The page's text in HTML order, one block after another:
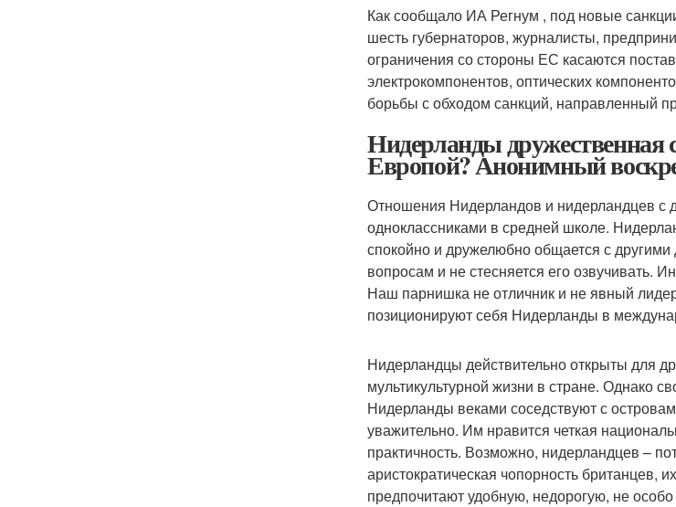
Как сообщало ИА Регнум , под новые
шесть губернаторов, журналисты,
ограничения со стороны ЕС касаются
электрокомпонентов, оптических
борьбы с обходом санкций, направленный
Нидерланды дружественная
Европой? Анонимный
Отношения Нидерландов и нидерландцев
одноклассниками в средней школе.
спокойно и дружелюбно общается с
вопросам и не стесняется его озвучивать.
Наш парнишка не отличник и не явный
позиционируют себя Нидерланды в
Нидерландцы действительно открыты для
мультикультурной жизни в стране. Однако
Нидерланды веками соседствуют с
уважительно. Им нравится четкая
практичность. Возможно, нидерландцев –
аристократическая чопорность британцев,
предпочитают удобную, недорогую, не